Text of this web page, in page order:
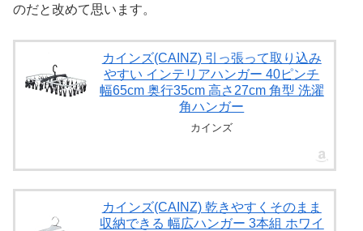
のだと改めて思います。
カインズ(CAINZ) 引っ張って取り込み
やすい インテリアハンガー 40ピンチ
幅65cm 奥行35cm 高さ27cm 角型 洗濯
角ハンガー
カインズ
カインズ(CAINZ) 乾きやすくそのまま
収納できる 幅広ハンガー 3本組 ホワイ